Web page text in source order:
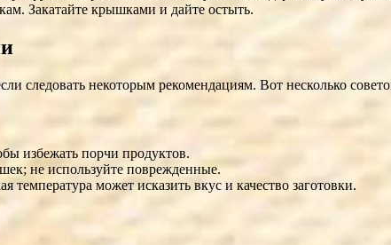
Закатайте крышками и дайте остыть.
следовать некоторым рекомендациям. Вот несколько
избежать порчи продуктов.
не используйте поврежденные.
может исказить вкус и качество заготовки.